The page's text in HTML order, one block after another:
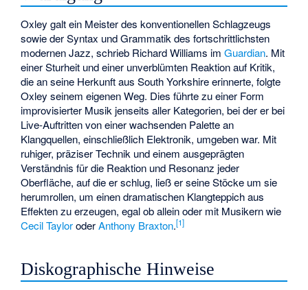
Oxley galt ein Meister des konventionellen Schlagzeugs
sowie der Syntax und Grammatik des fortschrittlichsten
modernen Jazz, schrieb Richard Williams imGuardian. Mit
einer Sturheit und einer unverblümten Reaktion auf Kritik,
die an seine Herkunft aus South Yorkshire erinnerte, folgte
Oxley seinem eigenen Weg. Dies führte zu einer Form
improvisierter Musik jenseits aller Kategorien, bei der er bei
Live-Auftritten von einer wachsenden Palette an
Klangquellen, einschließlich Elektronik, umgeben war. Mit
ruhiger, präziser Technik und einem ausgeprägten
Verständnis für die Reaktion und Resonanz jeder
Oberfläche, auf die er schlug, ließ er seine Stöcke um sie
herumrollen, um einen dramatischen Klangteppich aus
Effekten zu erzeugen, egal ob allein oder mit Musikern wie
Cecil TayloroderAnthony Braxton.[1]
Diskographische Hinweise